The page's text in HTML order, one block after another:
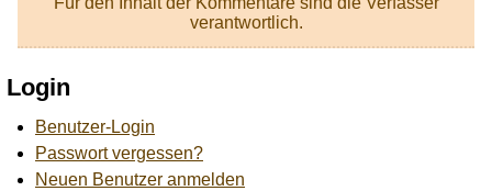
verantwortlich.
Login
Benutzer-Login
Passwort vergessen?
Neuen Benutzer anmelden